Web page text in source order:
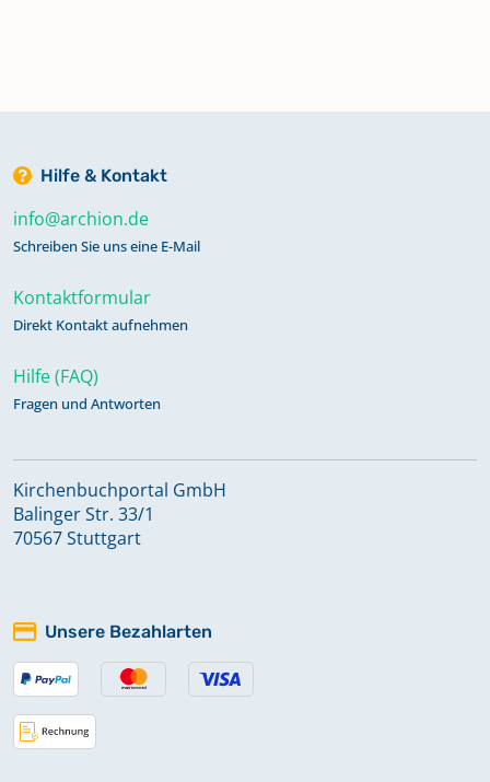
Bestattungen 1906-1943
Bestattungen 1952-1962
1916-1936
Hilfe & Kontakt
info@archion.de
Schreiben Sie uns eine E-Mail
Kontaktformular
Direkt Kontakt aufnehmen
Hilfe (FAQ)
Fragen und Antworten
Kirchenbuchportal GmbH
Balinger Str. 33/1
70567 Stuttgart
Unsere Bezahlarten